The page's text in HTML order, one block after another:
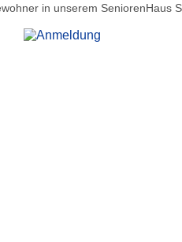
in unserem SeniorenHaus